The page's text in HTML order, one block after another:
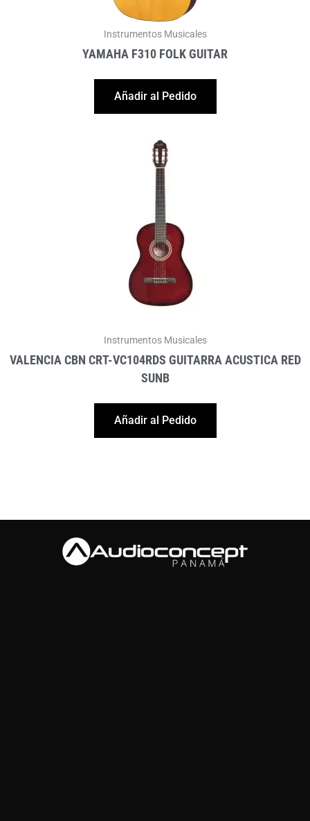
Instrumentos Musicales
YAMAHA F310 FOLK GUITAR
Añadir al Pedido
Instrumentos Musicales
VALENCIA CBN CRT-VC104RDS GUITARRA ACUSTICA RED
SUNB
Añadir al Pedido